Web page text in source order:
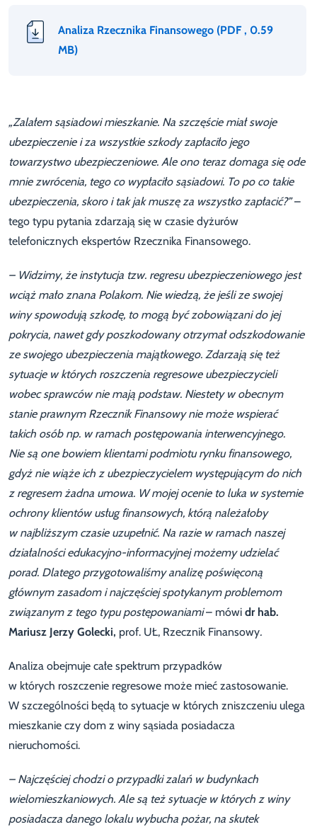
Analiza Rzecznika Finansowego (PDF , 0.59
MB)
„Zalałem sąsiadowi mieszkanie. Na szczęście miał swoje
ubezpieczenie i za wszystkie szkody zapłaciło jego
towarzystwo ubezpieczeniowe. Ale ono teraz domaga się ode
mnie zwrócenia, tego co wypłaciło sąsiadowi. To po co takie
ubezpieczenia, skoro i tak jak muszę za wszystko zapłacić?”–
tego typu pytania zdarzają się w czasie dyżurów
telefonicznych ekspertów Rzecznika Finansowego.
– Widzimy, że instytucja tzw. regresu ubezpieczeniowego jest
wciąż mało znana Polakom. Nie wiedzą, że jeśli ze swojej
winy spowodują szkodę, to mogą być zobowiązani do jej
pokrycia, nawet gdy poszkodowany otrzymał odszkodowanie
ze swojego ubezpieczenia majątkowego. Zdarzają się też
sytuacje w których roszczenia regresowe ubezpieczycieli
wobec sprawców nie mają podstaw. Niestety w obecnym
stanie prawnym Rzecznik Finansowy nie może wspierać
takich osób np. w ramach postępowania interwencyjnego.
Nie są one bowiem klientami podmiotu rynku finansowego,
gdyż nie wiąże ich z ubezpieczycielem występującym do nich
z regresem żadna umowa. W mojej ocenie to luka w systemie
ochrony klientów usług finansowych, którą należałoby
w najbliższym czasie uzupełnić. Na razie w ramach naszej
działalności edukacyjno-informacyjnej możemy udzielać
porad. Dlatego przygotowaliśmy analizę poświęconą
głównym zasadom i najczęściej spotykanym problemom
związanym z tego typu postępowaniami– mówi dr hab.
Mariusz Jerzy Golecki, prof. UŁ, Rzecznik Finansowy.
Analiza obejmuje całe spektrum przypadków
w których roszczenie regresowe może mieć zastosowanie.
W szczególności będą to sytuacje w których zniszczeniu ulega
mieszkanie czy dom z winy sąsiada posiadacza
nieruchomości.
– Najczęściej chodzi o przypadki zalań w budynkach
wielomieszkaniowych. Ale są też sytuacje w których z winy
posiadacza danego lokalu wybucha pożar, na skutek